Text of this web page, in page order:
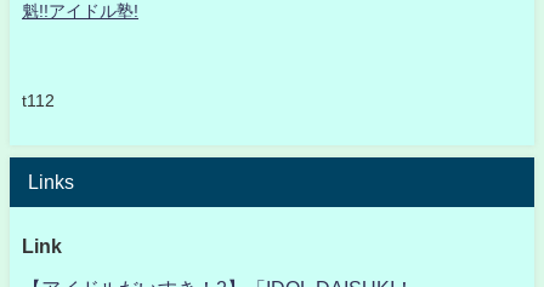
魁!!アイドル塾!
t112
Links
Link